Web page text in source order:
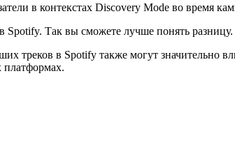
в контекстах Discovery Mode во время
Spotify. Так вы сможете лучше понять разницу.
треков в Spotify также могут значительно
платформах.